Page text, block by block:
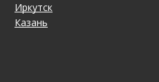
Иркутск
Казань
Нижний Новгород
Новосибирск
Саратов
Ставрополь
Челябинск
Ярославль